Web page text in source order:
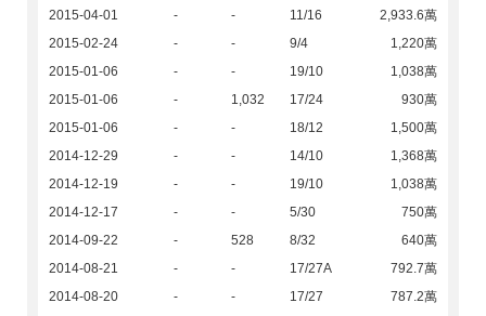
2015-04-01
- - 11/16
2,933.6萬
2015-02-24
- - 9/4
1,220萬
2015-01-06
- - 19/10
1,038萬
2015-01-06
- 1,032 17/24
930萬
2015-01-06
- - 18/12
1,500萬
2014-12-29
- - 14/10
1,368萬
2014-12-19
- - 19/10
1,038萬
2014-12-17
- - 5/30
750萬
2014-09-22
- 528 8/32
640萬
2014-08-21
- - 17/27A
792.7萬
2014-08-20
- - 17/27
787.2萬